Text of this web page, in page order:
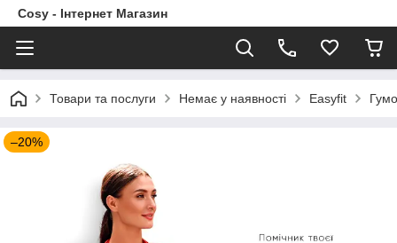
Cosy - Інтернет Магазин
Товари та послуги Немає у наявності Easyfit
–20%